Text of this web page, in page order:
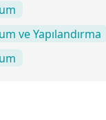
ve Yapılandırma